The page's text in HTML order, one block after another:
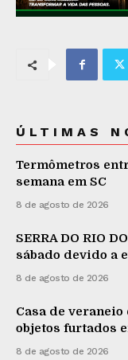
ÚLTIMAS
Termômetros
semana em SC
8 de agosto de 2026
SERRA DO RIO
sábado devido a
8 de agosto de 2026
Casa de
objetos furtados
8 de agosto de 2026